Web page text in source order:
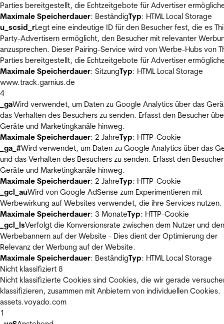
Parties bereitgestellt, die Echtzeitgebote für Advertiser
Maximale Speicherdauer: BeständigTyp: HTML Local Storage
u_scsid_rLegt eine eindeutige ID für den Besucher fest, die es
Party-Advertisern ermöglicht, den Besucher mit relevanter
anzusprechen. Dieser Pairing-Service wird von Werbe-Hubs von
Parties bereitgestellt, die Echtzeitgebote für Advertiser
Maximale Speicherdauer: SitzungTyp: HTML Local Storage
www.track.garnius.de
4
_gaWird verwendet, um Daten zu Google Analytics über das
das Verhalten des Besuchers zu senden. Erfasst den Besucher
Geräte und Marketingkanäle hinweg.
Maximale Speicherdauer: 2 JahreTyp: HTTP-Cookie
_ga_#Wird verwendet, um Daten zu Google Analytics über das
und das Verhalten des Besuchers zu senden. Erfasst den
Geräte und Marketingkanäle hinweg.
Maximale Speicherdauer: 2 JahreTyp: HTTP-Cookie
_gcl_auWird von Google AdSense zum Experimentieren mit
Werbewirkung auf Websites verwendet, die ihre Services nutzen.
Maximale Speicherdauer: 3 MonateTyp: HTTP-Cookie
_gcl_lsVerfolgt die Konversionsrate zwischen dem Nutzer und den
Werbebannern auf der Website - Dies dient der Optimierung der
Relevanz der Werbung auf der Website.
Maximale Speicherdauer: BeständigTyp: HTML Local Storage
Nicht klassifiziert 8
Nicht klassifizierte Cookies sind Cookies, die wir gerade
klassifizieren, zusammen mit Anbietern von individuellen Cookies.
assets.voyado.com
1